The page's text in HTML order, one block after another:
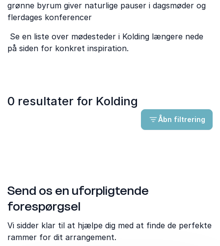
grønne byrum giver naturlige pauser i dagsmøder og
flerdages konferencer
Se en liste over mødesteder i Kolding længere nede
på siden for konkret inspiration.
0 resultater for Kolding
Åbn filtrering
Send os en uforpligtende
forespørgsel
Vi sidder klar til at hjælpe dig med at finde de perfekte
rammer for dit arrangement.